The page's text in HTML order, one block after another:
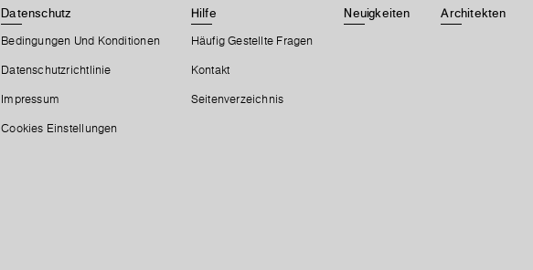
Datenschutz
Bedingungen Und Konditionen
Datenschutzrichtlinie
Impressum
Cookies Einstellungen
Hilfe
Häufig Gestellte Fragen
Kontakt
Seitenverzeichnis
Neuigkeiten Architekten